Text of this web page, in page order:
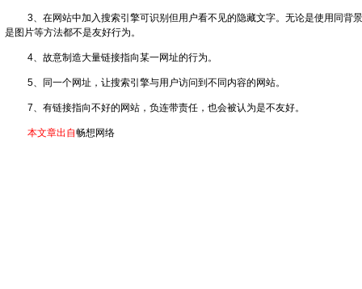
3、在网站中加入搜索引擎可识别但用户看不见的隐藏文字。无论是使用同背
是图片等方法都不是友好行为。
4、故意制造大量链接指向某一网址的行为。
5、同一个网址，让搜索引擎与用户访问到不同内容的网站。
7、有链接指向不好的网站，负连带责任，也会被认为是不友好。
本文章出自畅想网络